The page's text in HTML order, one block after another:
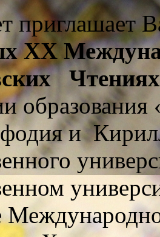
приглашает
XX
образования
и